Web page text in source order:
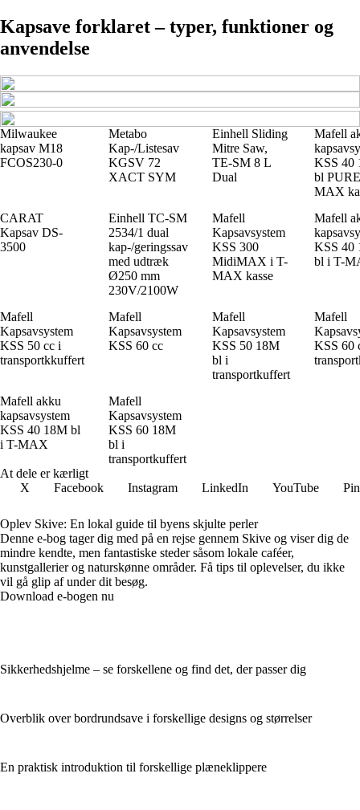
Kapsave forklaret – typer, funktioner og
anvendelse
Milwaukee
kapsav M18
FCOS230-0
Metabo
Kap-/Listesav
KGSV 72
XACT SYM
Einhell Sliding
Mitre Saw,
TE-SM 8 L
Dual
Mafell
KSS 40
bl
MAX
CARAT
Kapsav DS-
3500
Einhell TC-SM
2534/1 dual
kap-/geringssav
med udtræk
Ø250 mm
230V/2100W
Mafell
Kapsavsystem
KSS 300
MidiMAX i T-
MAX kasse
Mafell
KSS 40
bl i T-
Mafell
Kapsavsystem
KSS 50 cc i
transportkkuffert
Mafell
Kapsavsystem
KSS 60 cc
Mafell
Kapsavsystem
KSS 50 18M
bl i
transportkuffert
Mafell
KSS 60
Mafell akku
kapsavsystem
KSS 40 18M bl
i T-MAX
Mafell
Kapsavsystem
KSS 60 18M
bl i
transportkuffert
At dele er kærligt
X
Facebook Instagram LinkedIn YouTube
Oplev Skive: En lokal guide til byens skjulte perler
Denne e-bog tager dig med på en rejse gennem Skive og viser dig de
mindre kendte, men fantastiske steder såsom lokale caféer,
kunstgallerier og naturskønne områder. Få tips til oplevelser, du ikke
vil gå glip af under dit besøg.
Download e-bogen nu
Sikkerhedshjelme – se forskellene og find det, der passer dig
Overblik over bordrundsave i forskellige designs og størrelser
En praktisk introduktion til forskellige plæneklippere